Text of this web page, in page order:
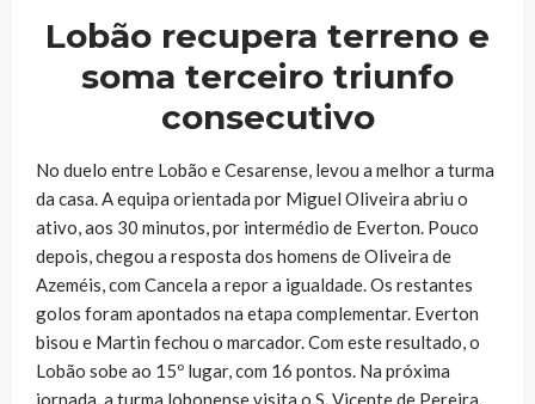
Lobão recupera terreno e
soma terceiro triunfo
consecutivo
No duelo entre Lobão e Cesarense, levou a melhor a turma
da casa. A equipa orientada por Miguel Oliveira abriu o
ativo, aos 30 minutos, por intermédio de Everton. Pouco
depois, chegou a resposta dos homens de Oliveira de
Azeméis, com Cancela a repor a igualdade. Os restantes
golos foram apontados na etapa complementar. Everton
bisou e Martin fechou o marcador. Com este resultado, o
Lobão sobe ao 15º lugar, com 16 pontos. Na próxima
jornada, a turma lobonense visita o S. Vicente de Pereira.